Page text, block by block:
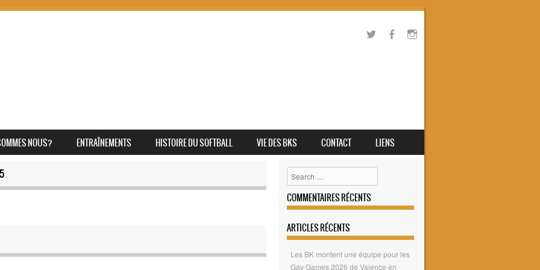
NOUS? ENTRAÎNEMENTS HISTOIRE DU SOFTBALL VIE DES BKS CONTACT LIENS
Search
COMMENTAIRES RÉCENTS
ARTICLES RÉCENTS
Les BK montent une équipe pour les
Gay Games 2026 de Valence en